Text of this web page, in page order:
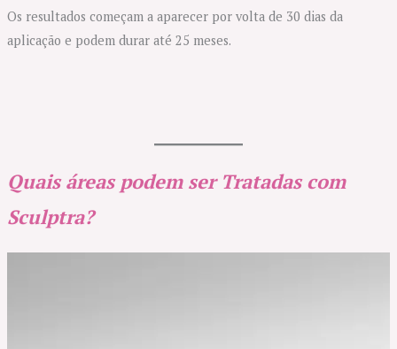
Os resultados começam a aparecer por volta de 30 dias da
aplicação e podem durar até 25 meses.
Quais áreas podem ser Tratadas com
Sculptra?